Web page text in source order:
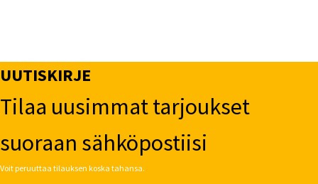
UUTISKIRJE
Tilaa uusimmat tarjoukset
suoraan sähköpostiisi
Voit peruuttaa tilauksen koska tahansa.